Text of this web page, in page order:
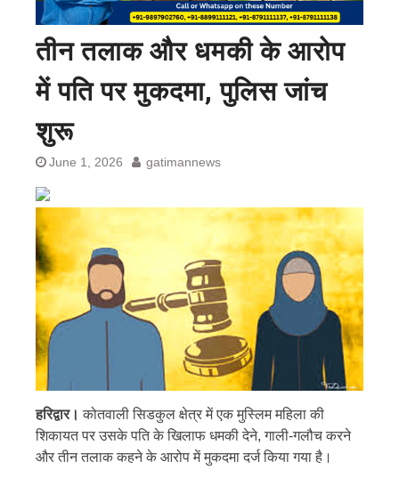
तीन तलाक और धमकी के आरोप
में पति पर मुकदमा, पुलिस जांच
शुरू
June 1, 2026 gatimannews
हरिद्वार।कोतवाली सिडकुल क्षेत्र में एक मुस्लिम महिला की
शिकायत पर उसके पति के खिलाफ धमकी देने, गाली-गलौच करने
और तीन तलाक कहने के आरोप में मुकदमा दर्ज किया गया है।